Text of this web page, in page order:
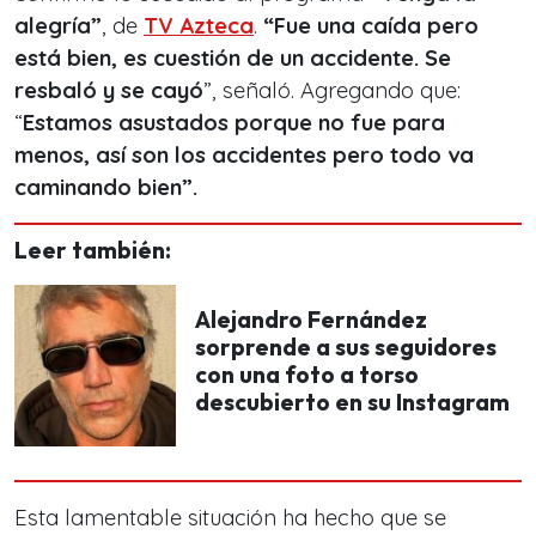
alegría”, de TV Azteca. “Fue una caída pero
está bien, es cuestión de un accidente. Se
resbaló y se cayó”, señaló. Agregando que:
“Estamos asustados porque no fue para
menos, así son los accidentes pero todo va
caminando bien”.
Leer también:
Alejandro Fernández
sorprende a sus seguidores
con una foto a torso
descubierto en su Instagram
Esta lamentable situación ha hecho que se